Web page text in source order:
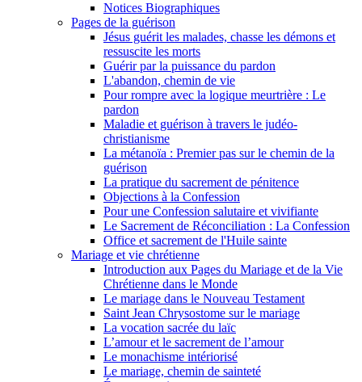
Notices Biographiques
Pages de la guérison
Jésus guérit les malades, chasse les démons et
ressuscite les morts
Guérir par la puissance du pardon
L'abandon, chemin de vie
Pour rompre avec la logique meurtrière : Le
pardon
Maladie et guérison à travers le judéo-
christianisme
La métanoïa : Premier pas sur le chemin de la
guérison
La pratique du sacrement de pénitence
Objections à la Confession
Pour une Confession salutaire et vivifiante
Le Sacrement de Réconciliation : La Confession
Office et sacrement de l'Huile sainte
Mariage et vie chrétienne
Introduction aux Pages du Mariage et de la Vie
Chrétienne dans le Monde
Le mariage dans le Nouveau Testament
Saint Jean Chrysostome sur le mariage
La vocation sacrée du laïc
L’amour et le sacrement de l’amour
Le monachisme intériorisé
Le mariage, chemin de sainteté